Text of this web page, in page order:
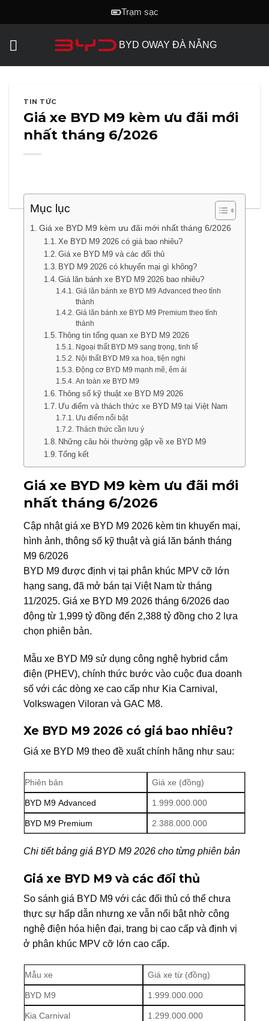
to
Trạm sạc
BYD OWAY ĐÀ NẴNG
TIN TỨC
Giá xe BYD M9 kèm ưu đãi mới
nhất tháng 6/2026
Mục lục
Giá xe BYD M9 kèm ưu đãi mới nhất tháng 6/2026
Xe BYD M9 2026 có giá bao nhiêu?
Giá xe BYD M9 và các đối thủ
BYD M9 2026 có khuyến mại gì không?
Giá lăn bánh xe BYD M9 2026 bao nhiêu?
Giá lăn bánh xe BYD M9 Advanced theo tỉnh
thành
Giá lăn bánh xe BYD M9 Premium theo tỉnh
thành
Thông tin tổng quan xe BYD M9 2026
Ngoại thất BYD M9 sang trọng, tinh tế
Nội thất BYD M9 xa hoa, tiện nghi
Động cơ BYD M9 mạnh mẽ, êm ái
An toàn xe BYD M9
Thông số kỹ thuật xe BYD M9 2026
Ưu điểm và thách thức xe BYD M9 tại Việt Nam
Ưu điểm nổi bật
Thách thức cần lưu ý
Những câu hỏi thường gặp về xe BYD M9
Tổng kết
Giá xe BYD M9 kèm ưu đãi mới
nhất tháng 6/2026
Cập nhật giá xe BYD M9 2026 kèm tin khuyến mại,
hình ảnh, thông số kỹ thuật và giá lăn bánh tháng
M9 6/2026
BYD M9 được định vị tại phân khúc MPV cỡ lớn
hạng sang, đã mở bán tại Việt Nam từ tháng
11/2025. Giá xe BYD M9 2026 tháng 6/2026 dao
động từ 1,999 tỷ đồng đến 2,388 tỷ đồng cho 2 lựa
chọn phiên bản.
Mẫu xe BYD M9 sử dụng công nghệ hybrid cắm
điện (PHEV), chính thức bước vào cuộc đua doanh
số với các dòng xe cao cấp như Kia Carnival,
Volkswagen Viloran và GAC M8.
Xe BYD M9 2026 có giá bao nhiêu?
Giá xe BYD M9 theo đề xuất chính hãng như sau:
Phiên bản Giá xe (đồng)
BYD M9 Advanced 1.999.000.000
BYD M9 Premium 2.388.000.000
Chi tiết bảng giá BYD M9 2026 cho từng phiên bản
Giá xe BYD M9 và các đối thủ
So sánh giá BYD M9 với các đối thủ có thể chưa
thực sự hấp dẫn nhưng xe vẫn nổi bật nhờ công
nghệ điện hóa hiện đại, trang bị cao cấp và định vị
ở phân khúc MPV cỡ lớn cao cấp.
Mẫu xe Giá xe từ (đồng)
BYD M9 1.999.000.000
Kia Carnival 1.299.000.000